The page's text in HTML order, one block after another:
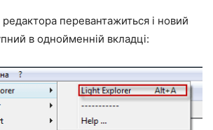
редактора перевантажиться і новий
в однойменній вкладці: